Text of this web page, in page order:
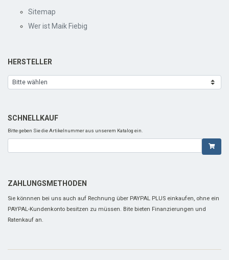
Sitemap
Wer ist Maik Fiebig
HERSTELLER
SCHNELLKAUF
Bitte geben Sie die Artikelnummer aus unserem Katalog ein.
ZAHLUNGSMETHODEN
Sie könnnen bei uns auch auf Rechnung über PAYPAL PLUS einkaufen, ohne ein
PAYPAL-Kundenkonto besitzen zu müssen. Bite bieten Finanzierungen und
Ratenkauf an.